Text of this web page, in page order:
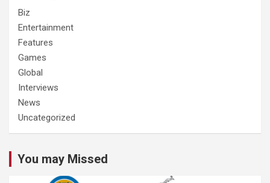
Biz
Entertainment
Features
Games
Global
Interviews
News
Uncategorized
You may Missed